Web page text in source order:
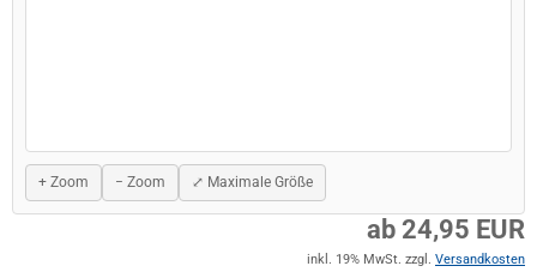
+ Zoom − Zoom ⤢ Maximale Größe
ab 24,95 EUR
inkl. 19% MwSt. zzgl. Versandkosten